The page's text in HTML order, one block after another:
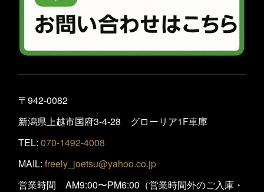
〒942-0082
新潟県上越市国府3-4-28 グローリア1F車庫
TEL: 070-1492-4008
MAIL: freely_joetsu@yahoo.co.jp
営業時間 AM9:00〜PM6:00（営業時間外のご入庫・